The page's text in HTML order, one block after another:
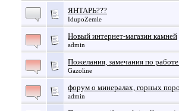
ЯНТАРЬ???
IdupoZemle
Новый интернет-магазин камней
admin
Пожелания, замечания по
Gazoline
форум о минералах, горных
admin